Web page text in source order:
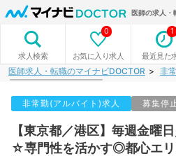
医師の求人・
求人検索 お気に入り求人
0
最近見た
1
医師求人・転職のマイナビDOCTOR 非
非常勤(アルバイト)求人 募集停
【東京都／港区】毎週金曜
☆専門性を活かす◎都心エリ